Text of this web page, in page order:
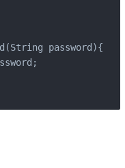
password){